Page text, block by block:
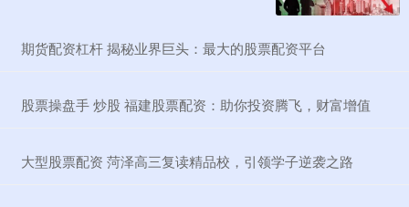
​期货配资杠杆 揭秘业界巨头：最大的股票配资平台
​股票操盘手 炒股 福建股票配资：助你投资腾飞，财富增值
​大型股票配资 菏泽高三复读精品校，引领学子逆袭之路